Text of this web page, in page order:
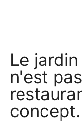
Le
n'est
concept.